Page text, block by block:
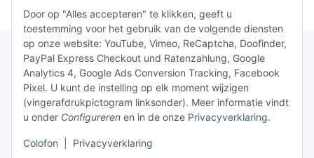
Door op "Alles accepteren" te klikken, geeft u
toestemming voor het gebruik van de volgende diensten
op onze website: YouTube, Vimeo, ReCaptcha, Doofinder,
PayPal Express Checkout und Ratenzahlung, Google
Analytics 4, Google Ads Conversion Tracking, Facebook
Pixel. U kunt de instelling op elk moment wijzigen
(vingerafdrukpictogram linksonder). Meer informatie vindt
u onder Configureren en in de onze Privacyverklaring.
Colofon Privacyverklaring